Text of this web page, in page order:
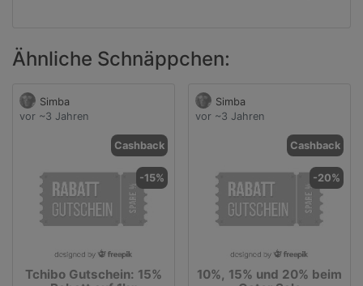
Ähnliche Schnäppchen:
Simba
vor ~3 Jahren
Cashback
-15%
Tchibo Gutschein: 15%
Simba
vor ~3 Jahren
Cashback
-20%
10%, 15% und 20% beim